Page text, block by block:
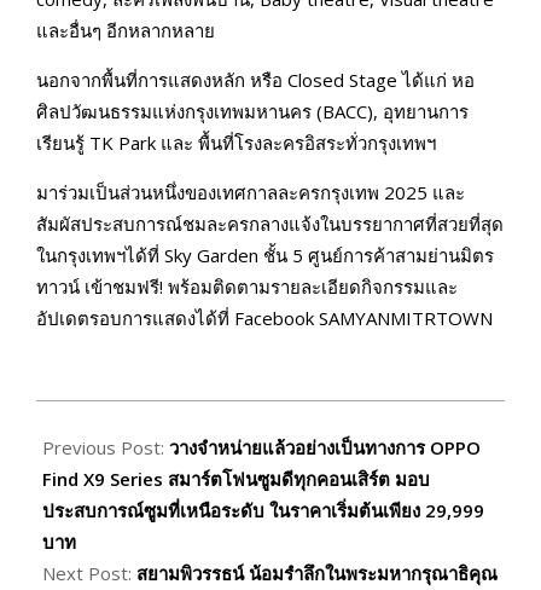
และอื่นๆ อีกหลากหลาย
นอกจากพื้นที่การแสดงหลัก หรือ Closed Stage ได้แก่ หอ
ศิลปวัฒนธรรมแห่งกรุงเทพมหานคร (BACC), อุทยานการ
เรียนรู้ TK Park และ พื้นที่โรงละครอิสระทั่วกรุงเทพฯ
มาร่วมเป็นส่วนหนึ่งของเทศกาลละครกรุงเทพ 2025 และ
สัมผัสประสบการณ์ชมละครกลางแจ้งในบรรยากาศที่สวยที่สุด
ในกรุงเทพฯได้ที่ Sky Garden ชั้น 5 ศูนย์การค้าสามย่านมิตร
ทาวน์ เข้าชมฟรี! พร้อมติดตามรายละเอียดกิจกรรมและ
อัปเดตรอบการแสดงได้ที่ Facebook SAMYANMITRTOWN
11-
08
Previous Post: วางจำหน่ายแล้วอย่างเป็นทางการ OPPO
Find X9 Series สมาร์ตโฟนซูมดีทุกคอนเสิร์ต มอบ
ประสบการณ์ซูมที่เหนือระดับ ในราคาเริ่มต้นเพียง 29,999
บาท
Next Post: สยามพิวรรธน์ น้อมรำลึกในพระมหากรุณาธิคุณ